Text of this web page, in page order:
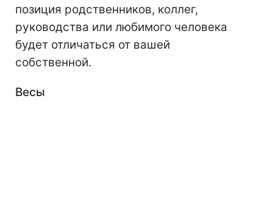
позиция родственников, коллег,
руководства или любимого человека
будет отличаться от вашей
собственной.
Весы